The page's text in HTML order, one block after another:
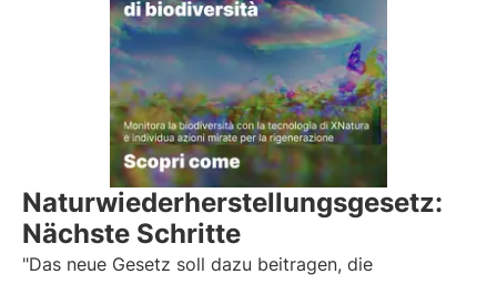
Naturwiederherstellungsgesetz:
Nächste Schritte
"Das neue Gesetz soll dazu beitragen, die